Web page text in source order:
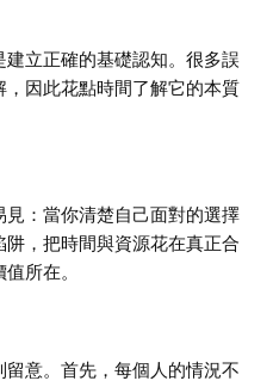
立正確的基礎認知。很多誤
因此花點時間了解它的本質
：當你清楚自己面對的選擇
，把時間與資源花在真正合
所在。
意。首先，每個人的情況不